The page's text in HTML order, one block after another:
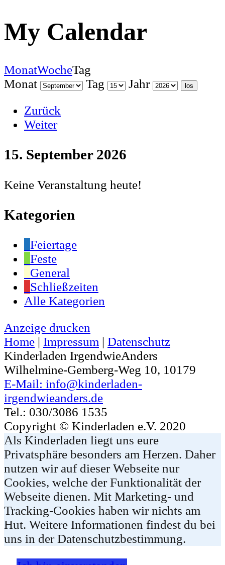
My Calendar
MonatWocheTag
Monat
Tag
Jahr
Zurück
Weiter
15. September 2026
Keine Veranstaltung heute!
Kategorien
Feiertage
Feste
General
Schließzeiten
Alle Kategorien
Anzeige drucken
Home | Impressum | Datenschutz
Kinderladen IrgendwieAnders
Wilhelmine-Gemberg-Weg 10, 10179
E-Mail: info@kinderladen-
irgendwieanders.de
Tel.: 030/3086 1535
Copyright © Kinderladen e.V. 2020
Als Kinderladen liegt uns eure
Privatsphäre besonders am Herzen. Daher
nutzen wir auf dieser Webseite nur
Cookies, welche der Funktionalität der
Webseite dienen. Mit Marketing- und
Tracking-Cookies haben wir nichts am
Hut. Weitere Informationen findest du bei
uns in der Datenschutzbestimmung.